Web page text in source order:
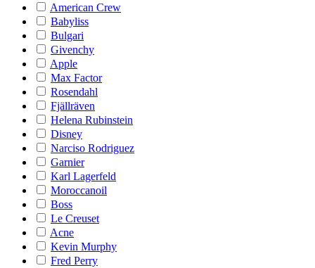
American Crew
Babyliss
Bulgari
Givenchy
Apple
Max Factor
Rosendahl
Fjällräven
Helena Rubinstein
Disney
Narciso Rodriguez
Garnier
Karl Lagerfeld
Moroccanoil
Boss
Le Creuset
Acne
Kevin Murphy
Fred Perry